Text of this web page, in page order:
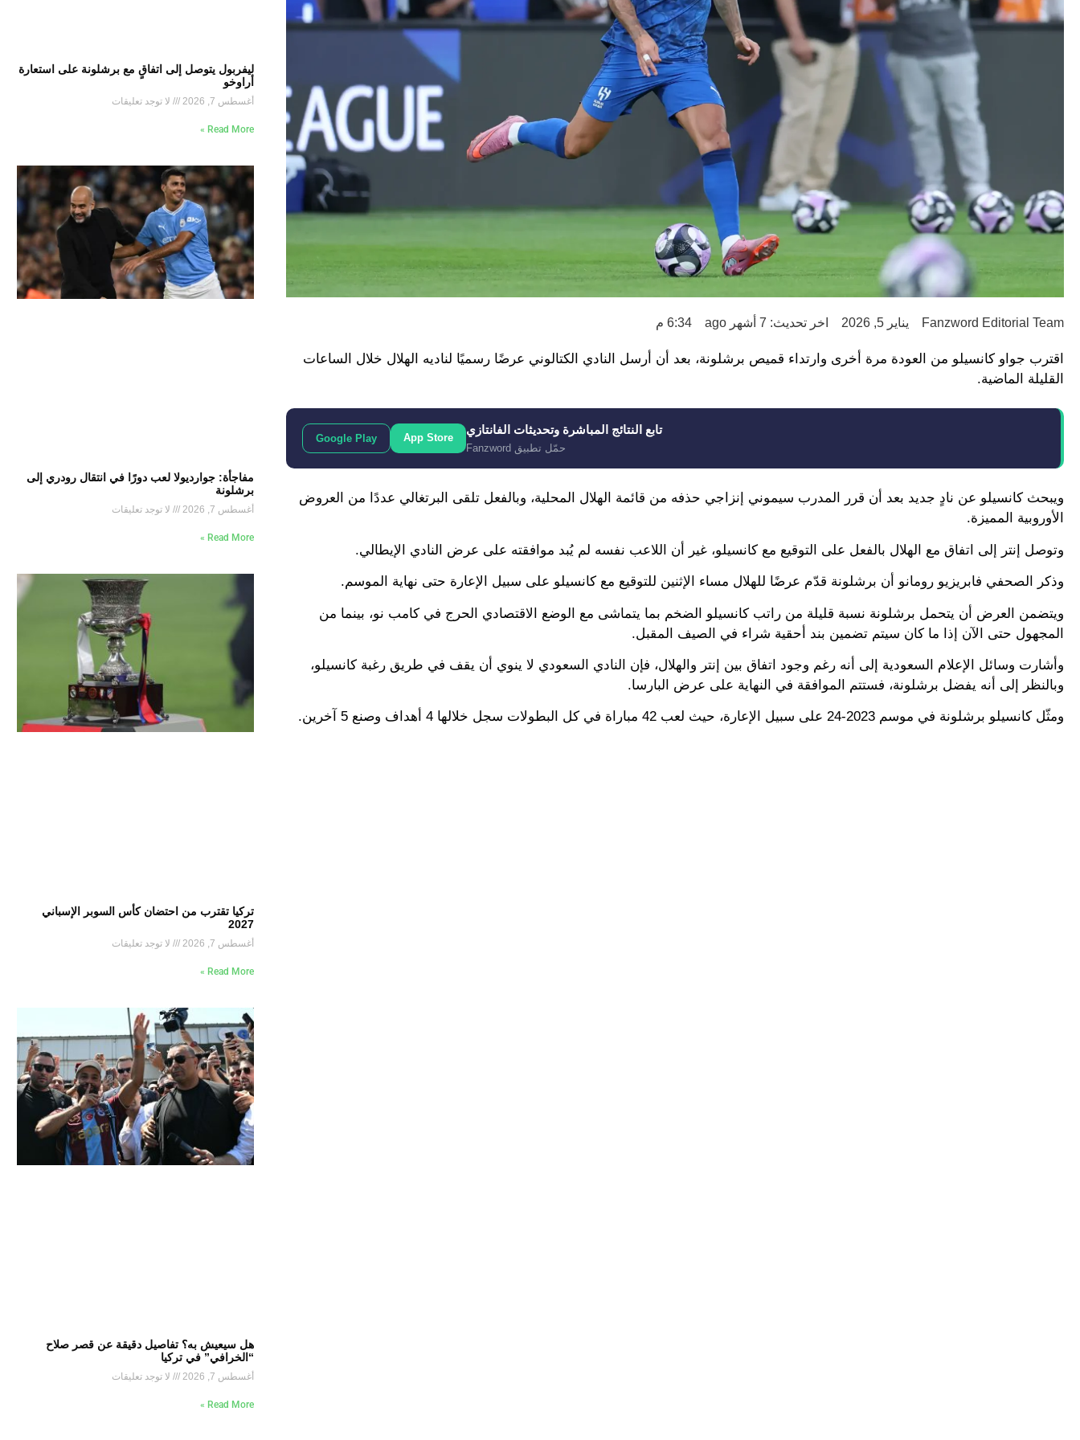
Fanzword Editorial Team يناير 5, 2026 اخر تحديث: 7 أشهر ago 6:34 م
اقترب جواو كانسيلو من العودة مرة أخرى وارتداء قميص برشلونة، بعد أن أرسل النادي الكتالوني عرضًا رسميًا لناديه الهلال خلال الساعات
القليلة الماضية.
تابع النتائج المباشرة وتحديثات الفانتازي
حمّل تطبيق Fanzword
App Store
Google Play
ويبحث كانسيلو عن نادٍ جديد بعد أن قرر المدرب سيموني إنزاجي حذفه من قائمة الهلال المحلية، وبالفعل تلقى البرتغالي عددًا من العروض
الأوروبية المميزة.
وتوصل إنتر إلى اتفاق مع الهلال بالفعل على التوقيع مع كانسيلو، غير أن اللاعب نفسه لم يُبد موافقته على عرض النادي الإيطالي.
وذكر الصحفي فابريزيو رومانو أن برشلونة قدّم عرضًا للهلال مساء الإثنين للتوقيع مع كانسيلو على سبيل الإعارة حتى نهاية الموسم.
ويتضمن العرض أن يتحمل برشلونة نسبة قليلة من راتب كانسيلو الضخم بما يتماشى مع الوضع الاقتصادي الحرج في كامب نو، بينما من
المجهول حتى الآن إذا ما كان سيتم تضمين بند أحقية شراء في الصيف المقبل.
وأشارت وسائل الإعلام السعودية إلى أنه رغم وجود اتفاق بين إنتر والهلال، فإن النادي السعودي لا ينوي أن يقف في طريق رغبة كانسيلو،
وبالنظر إلى أنه يفضل برشلونة، فستتم الموافقة في النهاية على عرض البارسا.
ومثّل كانسيلو برشلونة في موسم 2023-24 على سبيل الإعارة، حيث لعب 42 مباراة في كل البطولات سجل خلالها 4 أهداف وصنع 5 آخرين.
ليفربول يتوصل إلى اتفاقٍ مع برشلونة على استعارة
أراوخو
أغسطس 7, 2026 لا توجد تعليقات
Read More »
مفاجأة: جوارديولا لعب دورًا في انتقال رودري إلى
برشلونة
أغسطس 7, 2026 لا توجد تعليقات
Read More »
تركيا تقترب من احتضان كأس السوبر الإسباني
2027
أغسطس 7, 2026 لا توجد تعليقات
Read More »
هل سيعيش به؟ تفاصيل دقيقة عن قصر صلاح
“الخرافي” في تركيا
أغسطس 7, 2026 لا توجد تعليقات
Read More »